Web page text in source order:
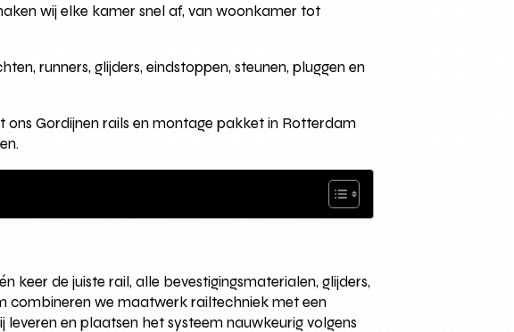
wij elke kamer snel af, van woonkamer tot
runners, glijders, eindstoppen, steunen, pluggen en
Gordijnen rails en montage pakket in Rotterdam
keer de juiste rail, alle bevestigingsmaterialen, glijders,
combineren we maatwerk railtechniek met een
en plaatsen het systeem nauwkeurig volgens